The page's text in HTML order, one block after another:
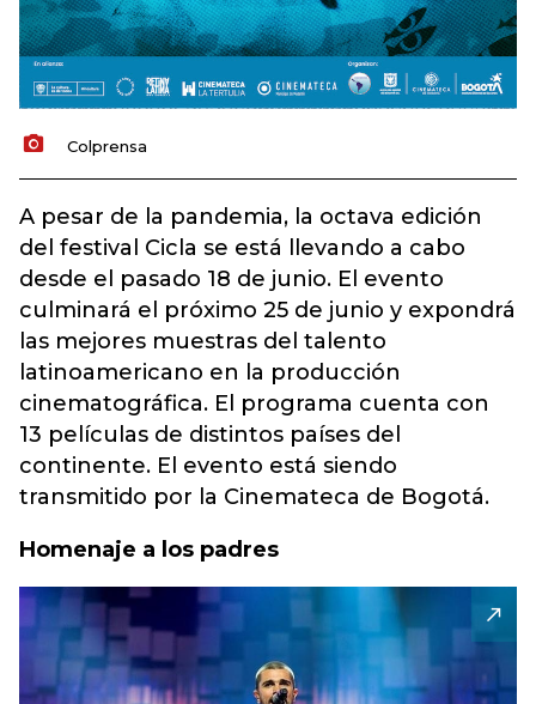
Colprensa
A pesar de la pandemia, la octava edición
del festival Cicla se está llevando a cabo
desde el pasado 18 de junio. El evento
culminará el próximo 25 de junio y expondrá
las mejores muestras del talento
latinoamericano en la producción
cinematográfica. El programa cuenta con
13 películas de distintos países del
continente. El evento está siendo
transmitido por la Cinemateca de Bogotá.
Homenaje a los padres